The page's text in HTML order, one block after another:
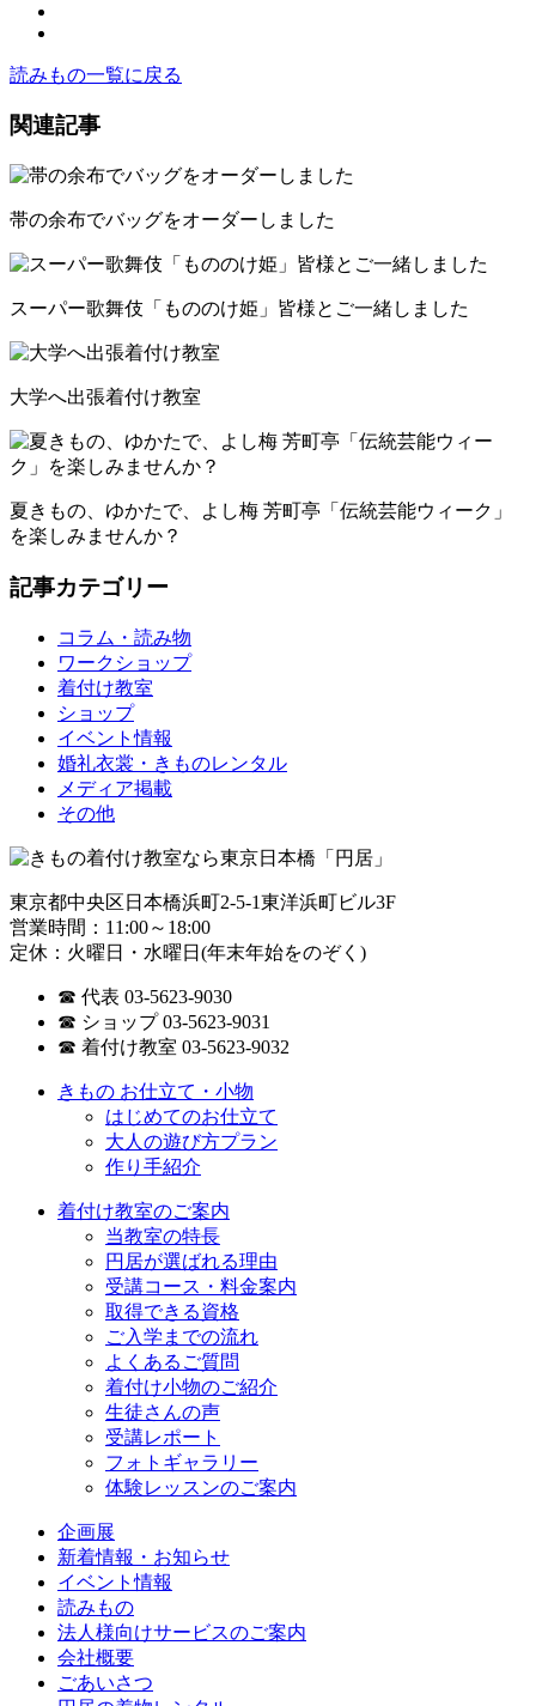
読みもの一覧に戻る
関連記事
帯の余布でバッグをオーダーしました
スーパー歌舞伎「もののけ姫」皆様とご一緒しました
大学へ出張着付け教室
夏きもの、ゆかたで、よし梅 芳町亭「伝統芸能ウィーク」
を楽しみませんか？
記事カテゴリー
コラム・読み物
ワークショップ
着付け教室
ショップ
イベント情報
婚礼衣裳・きものレンタル
メディア掲載
その他
東京都中央区日本橋浜町2-5-1東洋浜町ビル3F
営業時間：11:00～18:00
定休：火曜日・水曜日(年末年始をのぞく)
☎ 代表 03-5623-9030
☎ ショップ 03-5623-9031
☎ 着付け教室 03-5623-9032
きもの お仕立て・小物
はじめてのお仕立て
大人の遊び方プラン
作り手紹介
着付け教室のご案内
当教室の特長
円居が選ばれる理由
受講コース・料金案内
取得できる資格
ご入学までの流れ
よくあるご質問
着付け小物のご紹介
生徒さんの声
受講レポート
フォトギャラリー
体験レッスンのご案内
企画展
新着情報・お知らせ
イベント情報
読みもの
法人様向けサービスのご案内
会社概要
ごあいさつ